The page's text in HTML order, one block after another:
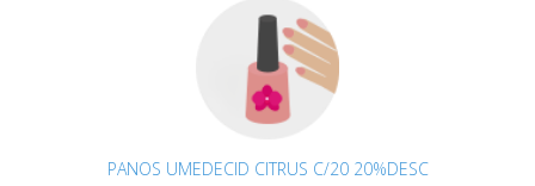
PANOS UMEDECID CITRUS C/20 20%DESC